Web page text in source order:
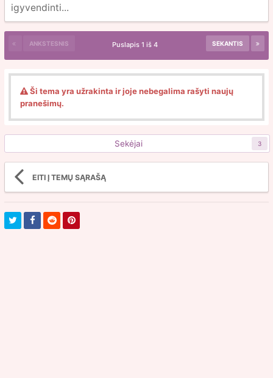
igyvendinti...
ANKSTESNIS SEKANTIS
Puslapis 1 iš 4
Ši tema yra užrakinta ir joje nebegalima rašyti naujų
pranešimų.
Sekėjai 3
EITI Į TEMŲ SĄRAŠĄ